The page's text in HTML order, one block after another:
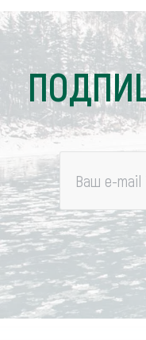
Ваш e-mail